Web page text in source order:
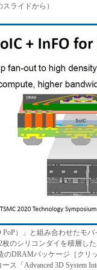
スライドから）
PoP）」と組み合わせたモ
枚のシリコンダイを積層し
のDRAMパッケージ［ク
ス「Advanced 3D System